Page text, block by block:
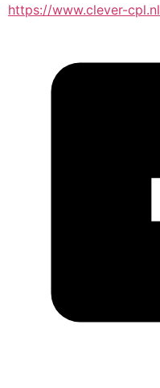
https://www.clever-cpl.nl